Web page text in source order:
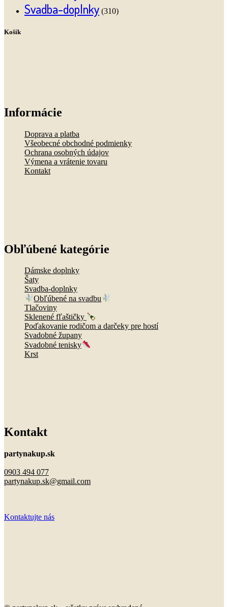
Svadba-doplnky (310)
Košík
Informácie
Doprava a platba
Všeobecné obchodné podmienky
Ochrana osobných údajov
Výmena a vrátenie tovaru
Kontakt
Obľúbené kategórie
Dámske doplnky
Šaty
Svadba-doplnky
Obľúbené na svadbu
Tlačoviny
Sklenené fľaštičky
Poďakovanie rodičom a darčeky pre hostí
Svadobné župany
Svadobné tenisky
Krst
Kontakt
partynakup.sk
0903 494 077
partynakup.sk@gmail.com
Kontaktujte nás